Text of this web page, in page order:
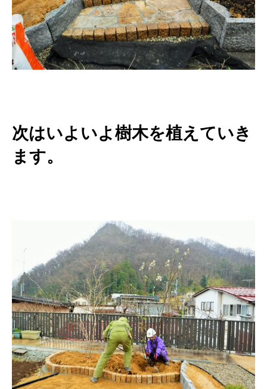
次はいよいよ樹木を植えていき
ます。